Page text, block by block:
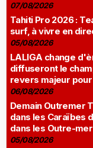
07/08/2026
Tahiti Pro 2026 :
surf, à vivre en
05/08/2026
LALIGA change
diffuseront le
revers majeur
06/08/2026
Demain Outremer
dans les Caraïbes
dans les Outre-mer
05/08/2026